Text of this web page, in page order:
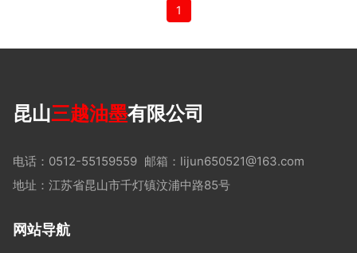
1
昆山三越油墨有限公司
电话：0512-55159559 邮箱：lijun650521@163.com
地址：江苏省昆山市千灯镇汶浦中路85号
网站导航